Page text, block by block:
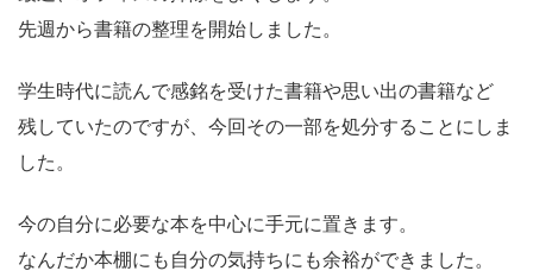
先週から書籍の整理を開始しました。
学生時代に読んで感銘を受けた書籍や思い出の書籍など
残していたのですが、今回その一部を処分することにしま
した。
今の自分に必要な本を中心に手元に置きます。
なんだか本棚にも自分の気持ちにも余裕ができました。